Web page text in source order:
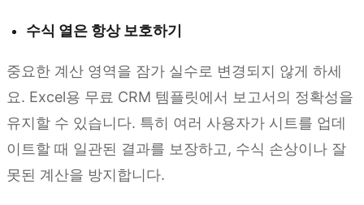
수식 열은 항상 보호하기
중요한 계산 영역을 잠가 실수로 변경되지 않게 하세
요. Excel용 무료 CRM 템플릿에서 보고서의 정확성을
유지할 수 있습니다. 특히 여러 사용자가 시트를 업데
이트할 때 일관된 결과를 보장하고, 수식 손상이나 잘
못된 계산을 방지합니다.